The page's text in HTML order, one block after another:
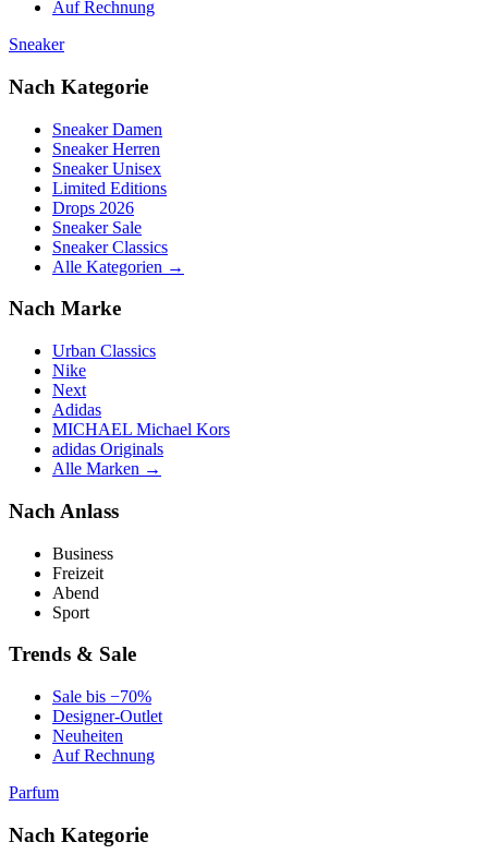
Auf Rechnung
Sneaker
Nach Kategorie
Sneaker Damen
Sneaker Herren
Sneaker Unisex
Limited Editions
Drops 2026
Sneaker Sale
Sneaker Classics
Alle Kategorien →
Nach Marke
Urban Classics
Nike
Next
Adidas
MICHAEL Michael Kors
adidas Originals
Alle Marken →
Nach Anlass
Business
Freizeit
Abend
Sport
Trends & Sale
Sale bis −70%
Designer-Outlet
Neuheiten
Auf Rechnung
Parfum
Nach Kategorie